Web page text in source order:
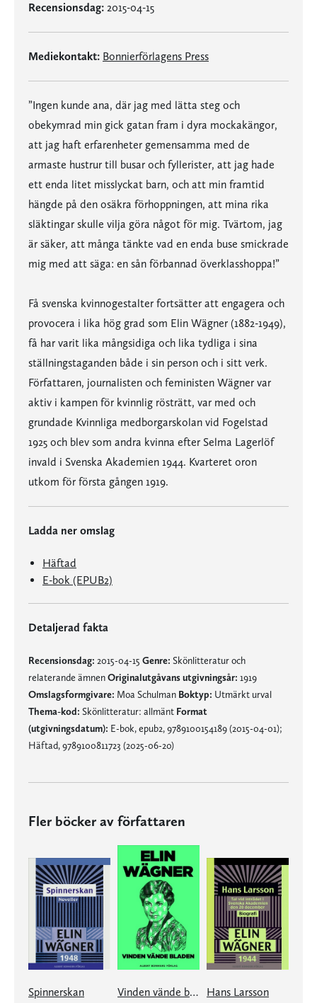
Recensionsdag: 2015-04-15
Mediekontakt: Bonnierförlagens Press
”Ingen kunde ana, där jag med lätta steg och
obekymrad min gick gatan fram i dyra mockakängor,
att jag haft erfarenheter gemensamma med de
armaste hustrur till busar och fyllerister, att jag hade
ett enda litet misslyckat barn, och att min framtid
hängde på den osäkra förhoppningen, att mina rika
släktingar skulle vilja göra något för mig. Tvärtom, jag
är säker, att många tänkte vad en enda buse smickrade
mig med att säga: en sån förbannad överklasshoppa!”
Få svenska kvinnogestalter fortsätter att engagera och
provocera i lika hög grad som Elin Wägner (1882-1949),
få har varit lika mångsidiga och lika tydliga i sina
ställningstaganden både i sin person och i sitt verk.
Författaren, journalisten och feministen Wägner var
aktiv i kampen för kvinnlig rösträtt, var med och
grundade Kvinnliga medborgarskolan vid Fogelstad
1925 och blev som andra kvinna efter Selma Lagerlöf
invald i Svenska Akademien 1944. Kvarteret oron
utkom för första gången 1919.
Ladda ner omslag
Häftad
E-bok (EPUB2)
Detaljerad fakta
Recensionsdag: 2015-04-15 Genre: Skönlitteratur och
relaterande ämnenOriginalutgåvans utgivningsår: 1919
Omslagsformgivare: Moa Schulman Boktyp: Utmärkt urval
Thema-kod: Skönlitteratur: allmänt Format
(utgivningsdatum): E-bok, epub2, 9789100154189 (2015-04-01);
Häftad, 9789100811723 (2025-06-20)
Fler böcker av författaren
Spinnerskan Vinden vände bladen Hans Larsson